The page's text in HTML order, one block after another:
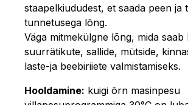
staapelkiududest, et saada peen ja
tunnetusega lõng.
Väga mitmekülgne lõng, mida saab
suurrätikute, sallide, mütside,
laste-ja beebiriiete valmistamiseks.
Hooldamine: kuigi õrn masinpesu